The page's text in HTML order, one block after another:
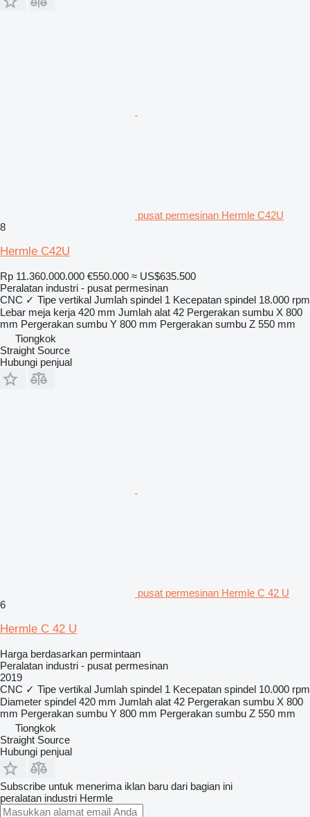
pusat permesinan Hermle C42U
8
Hermle C42U
Rp 11.360.000.000 €550.000 ≈ US$635.500
Peralatan industri - pusat permesinan
CNC ✓ Tipe vertikal Jumlah spindel 1 Kecepatan spindel 18.000 rpm
Lebar meja kerja 420 mm Jumlah alat 42 Pergerakan sumbu X 800
mm Pergerakan sumbu Y 800 mm Pergerakan sumbu Z 550 mm
Tiongkok
Straight Source
Hubungi penjual
pusat permesinan Hermle C 42 U
6
Hermle C 42 U
Harga berdasarkan permintaan
Peralatan industri - pusat permesinan
2019
CNC ✓ Tipe vertikal Jumlah spindel 1 Kecepatan spindel 10.000 rpm
Diameter spindel 420 mm Jumlah alat 42 Pergerakan sumbu X 800
mm Pergerakan sumbu Y 800 mm Pergerakan sumbu Z 550 mm
Tiongkok
Straight Source
Hubungi penjual
Subscribe untuk menerima iklan baru dari bagian ini
peralatan industri Hermle